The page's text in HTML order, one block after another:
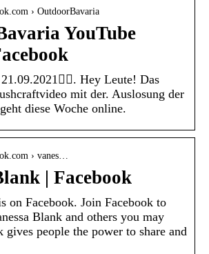
› OutdoorBavaria
YouTube
Hey Leute! Das
mit der. Auslosung der
diese Woche online.
› vanes…
| Facebook
on Facebook. Join Facebook to
Blank and others you may
gives people the power to share and